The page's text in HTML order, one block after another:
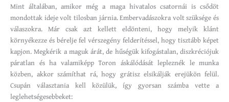
Mint általában, amikor még a maga hivatalos csatornái is csődöt
mondottak ideje volt tilosban járnia. Embervadászokra volt szüksége és
válaszokra. Már csak azt kellett eldönteni, hogy melyik klánt
környékezze és bérelje fel vérszegény felderítéssel, hogy tisztább képet
kapjon. Megkérik a maguk árát, de hűségük kifogástalan, diszkréciójuk
páratlan és ha valamiképp Toron áskálódását lepleznék le munka
közben, akkor számíthat rá, hogy grátisz elsikálják erejükön felül.
Csupán választania kell közülük, így gyorsan számba vette a
leglehetségesebbeket: